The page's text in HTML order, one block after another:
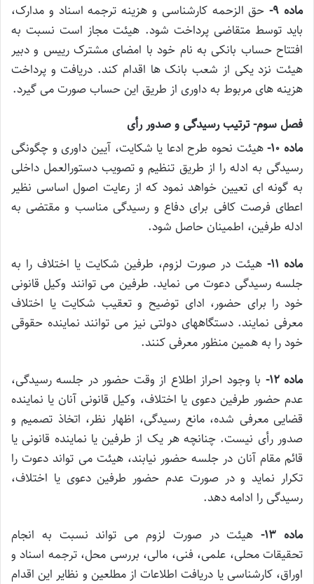
ماده ۹-
حق الزحمه کارشناسی و هزینه ترجمه اسناد و مدارک،
باید توسط متقاضی پرداخت شود. هیئت مجاز است نسبت به
افتتاح حساب بانکی به نام خود با امضای مشترک رییس و دبیر
هیئت نزد یکی از شعب بانک ها اقدام کند. دریافت و پرداخت
هزینه های مربوط به داوری از طریق این حساب صورت می گیرد.
فصل سوم- ترتیب رسیدگی و صدور رأی
ماده ۱۰-
هیئت نحوه طرح ادعا یا شکایت، آیین داوری و چگونگی
رسیدگی به ادله را از طریق تنظیم و تصویب دستورالعمل داخلی
به گونه ای تعیین خواهد نمود که از رعایت اصول اساسی نظیر
اعطای فرصت کافی برای دفاع و رسیدگی مناسب و مقتضی به
ادله طرفین، اطمینان حاصل شود.
ماده ۱۱-
هیئت در صورت لزوم، طرفین شکایت یا اختلاف را به
جلسه رسیدگی دعوت می نماید. طرفین می توانند وکیل قانونی
خود را برای حضور، ادای توضیح و تعقیب شکایت یا اختلاف
معرفی نمایند. دستگاههای دولتی نیز می توانند نماینده حقوقی
خود را به همین منظور معرفی کنند.
ماده ۱۲-
با وجود احراز اطلاع از وقت حضور در جلسه رسیدگی،
عدم حضور طرفین دعوی یا اختلاف، وکیل قانونی آنان یا نماینده
قضایی معرفی شده، مانع رسیدگی، اظهار نظر، اتخاذ تصمیم و
صدور رأی نیست. چنانچه هر یک از طرفین یا نماینده قانونی یا
قائم مقام آنان در جلسه حضور نیابند، هیئت می تواند دعوت را
تکرار نماید و در صورت عدم حضور طرفین دعوی یا اختلاف،
رسیدگی را ادامه دهد.
ماده ۱۳-
هیئت در صورت لزوم می تواند نسبت به انجام
تحقیقات محلی، علمی، فنی، مالی، بررسی محل، ترجمه اسناد و
اوراق، کارشناسی یا دریافت اطلاعات از مطلعین و نظایر این اقدام